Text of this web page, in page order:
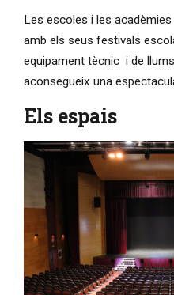
Les escoles i les
amb els seus festivals
equipament tècnic i de
aconsegueix una
Els espais